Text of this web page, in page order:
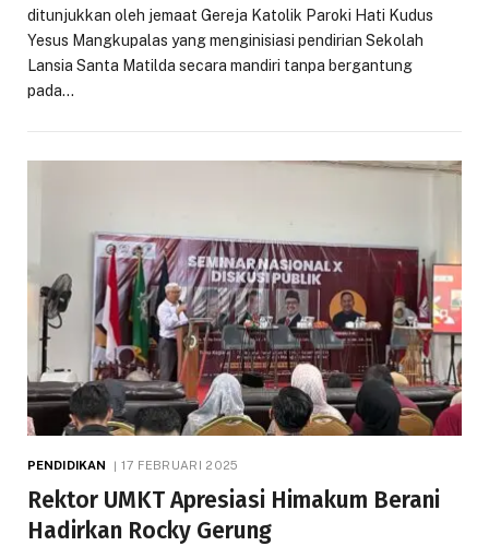
ditunjukkan oleh jemaat Gereja Katolik Paroki Hati Kudus
Yesus Mangkupalas yang menginisiasi pendirian Sekolah
Lansia Santa Matilda secara mandiri tanpa bergantung
pada…
PENDIDIKAN 17 FEBRUARI 2025
Rektor UMKT Apresiasi Himakum Berani
Hadirkan Rocky Gerung